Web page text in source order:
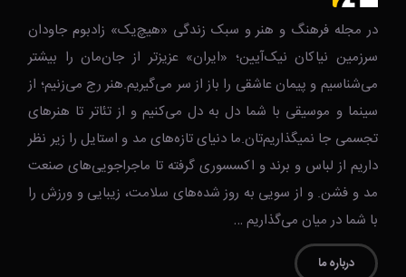
در مجله فرهنگ و هنر و سبک زندگی‌ «هیچ‌یک» زادبوم جاودان
سرزمین نیاکان نیک‌‌‌آیین؛ «ایران» عزیزتر از جان‌مان را بیشتر
می‌شناسیم و پیمان عاشقی را باز از سر می‌گیریم.هنر رج می‌زنیم؛ از
سینما و موسیقی با شما دل به دل می‌کنیم و از تئاتر تا هنرهای
تجسمی جا نمیگذاریم‌تان.ما دنیای تازه‌های مد و استایل را زیر نظر
داریم از لباس و برند و اکسسوری گرفته تا ماجراجویی‌های صنعت
مد و فشن. و از سویی به روز شده‌های سلامت، زیبایی و ورزش را
با شما در میان می‌گذاریم …
درباره ما